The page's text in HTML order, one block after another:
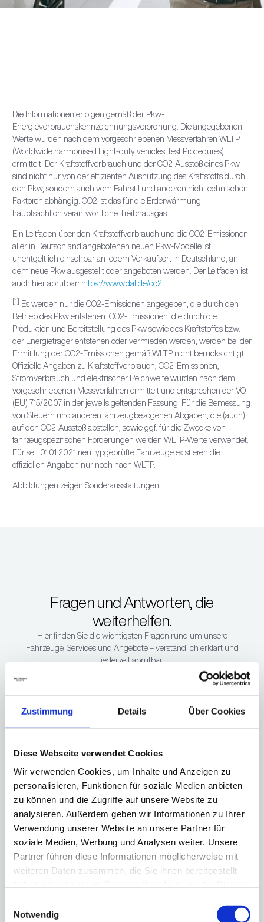
Zustimmung Details Über Cookies
Diese Webseite verwendet Cookies
Wir verwenden Cookies, um Inhalte und Anzeigen zu
personalisieren, Funktionen für soziale Medien anbieten
zu können und die Zugriffe auf unsere Website zu
analysieren. Außerdem geben wir Informationen zu Ihrer
Verwendung unserer Website an unsere Partner für
soziale Medien, Werbung und Analysen weiter. Unsere
Partner führen diese Informationen möglicherweise mit
weiteren Daten zusammen, die Sie ihnen bereitgestellt
Notwendig
Die Informationen erfolgen gemäß der Pkw-
Energieverbrauchskennzeichnungsverordnung. Die angegebenen
Werte wurden nach dem vorgeschriebenen Messverfahren WLTP
(Worldwide harmonised Light-duty vehicles Test Procedures)
ermittelt. Der Kraftstoffverbrauch und der CO2-Ausstoß eines Pkw
sind nicht nur von der effizienten Ausnutzung des Kraftstoffs durch
den Pkw, sondern auch vom Fahrstil und anderen nichttechnischen
Faktoren abhängig. CO2 ist das für die Erderwärmung
hauptsächlich verantwortliche Treibhausgas.
Ein Leitfaden über den Kraftstoffverbrauch und die CO2-Emissionen
aller in Deutschland angebotenen neuen Pkw-Modelle ist
unentgeltlich einsehbar an jedem Verkaufsort in Deutschland, an
dem neue Pkw ausgestellt oder angeboten werden. Der Leitfaden ist
auch hier abrufbar: https://www.dat.de/co2
[1]
Es werden nur die CO2-Emissionen angegeben, die durch den
Betrieb des Pkw entstehen. CO2-Emissionen, die durch die
Produktion und Bereitstellung des Pkw sowie des Kraftstoffes bzw.
der Energieträger entstehen oder vermieden werden, werden bei der
Ermittlung der CO2-Emissionen gemäß WLTP nicht berücksichtigt.
Offizielle Angaben zu Kraftstoffverbrauch, CO2-Emissionen,
Stromverbrauch und elektrischer Reichweite wurden nach dem
vorgeschriebenen Messverfahren ermittelt und entsprechen der VO
(EU) 715/2007 in der jeweils geltenden Fassung. Für die Bemessung
von Steuern und anderen fahrzeugbezogenen Abgaben, die (auch)
auf den CO2-Ausstoß abstellen, sowie ggf. für die Zwecke von
fahrzeugspezifischen Förderungen werden WLTP-Werte verwendet.
Für seit 01.01.2021 neu typgeprüfte Fahrzeuge existieren die
offiziellen Angaben nur noch nach WLTP.
Abbildungen zeigen Sonderausstattungen.
Fragen und Antworten, die
weiterhelfen.
Hier finden Sie die wichtigsten Fragen rund um unsere
Fahrzeuge, Services und Angebote – verständlich erklärt und
jederzeit abrufbar.
Welche Marken und
Fahrzeuge bieten Sie an?
Wir bieten Autos der Marken BMW, i, M, MINI und KIA an.
Zudem bieten wir Motorräder der Marken BMW und
Gebrauchtwagen kaufen. Im Bereich der Gebrauchtwagen
bieten wir auch Fremdmarken an.
Kann ich mein Fahrzeug bei
Ihnen finanzieren?